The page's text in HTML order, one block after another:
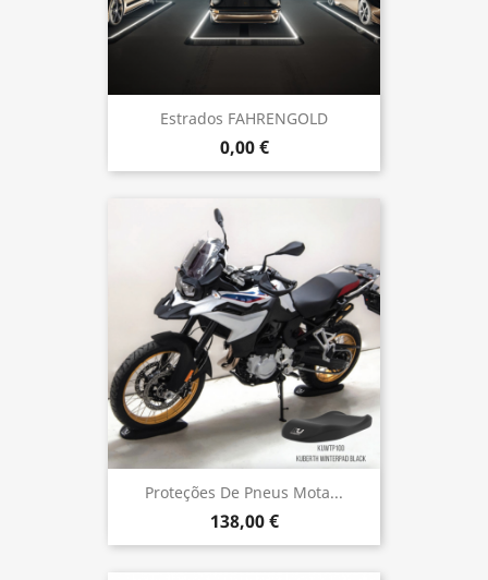
Estrados FAHRENGOLD
0,00 €
Proteções De Pneus Mota...
138,00 €